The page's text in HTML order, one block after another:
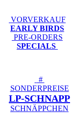
VORVERKAUF
EARLY BIRDS
PRE-ORDERS
SPECIALS
#
SONDERPREISE
LP-SCHNAPP
SCHNÄPPCHEN